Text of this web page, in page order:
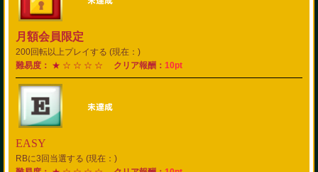
月額会員限定
200回転以上プレイする (現在：)
難易度： ★ ☆ ☆ ☆ ☆ クリア報酬： 10pt
EASY
RBに3回当選する (現在：)